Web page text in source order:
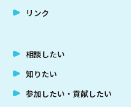
リンク
相談したい
知りたい
参加したい・貢献したい